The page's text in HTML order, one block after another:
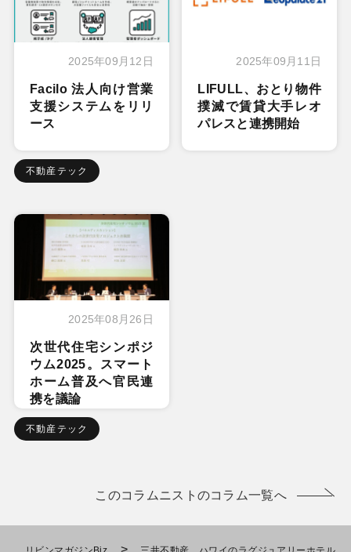
2025年09月12日
Facilo 法人向け営業
支援システムをリリ
ース
不動産テック
2025年09月11日
LIFULL、おとり物件
撲滅で賃貸大手レオ
パレスと連携開始
2025年08月26日
次世代住宅シンポジ
ウム2025。スマート
ホーム普及へ官民連
携を議論
不動産テック
このコラムニストのコラム一覧へ